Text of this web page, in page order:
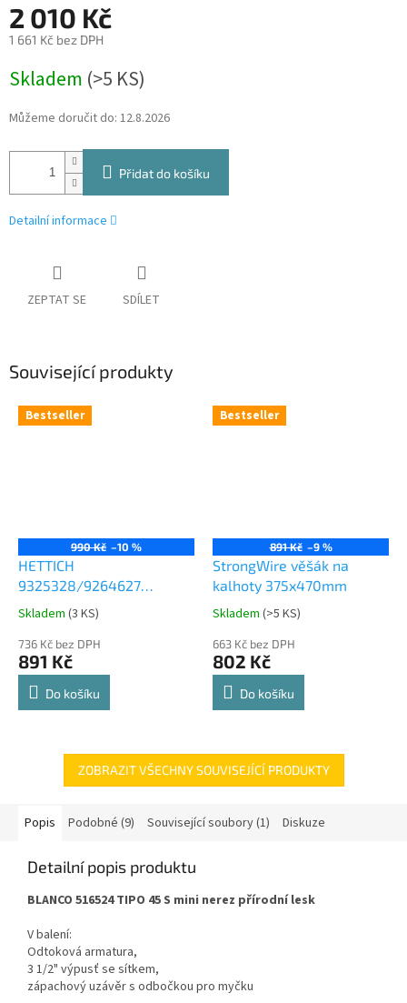
2 010 Kč
1 661 Kč bez DPH
cena:
Skladem (>5 KS)
Můžeme doručit do: 12.8.2026
Přidat do košíku
Detailní informace
ZEPTAT SE SDÍLET
Související produkty
Bestseller
990 Kč –10 %
HETTICH
9325328/9264627
Comfort Spin 360° otočná
police 8kg
Průměrné
produktu
je
4,8
Skladem (3 KS)
736 Kč bez DPH
891 Kč
Do košíku
Bestseller
891 Kč –9 %
StrongWire věšák na
kalhoty 375x470mm
Průměrné
produktu
je
4,8
Skladem (>5 KS)
663 Kč bez DPH
802 Kč
Do košíku
ZOBRAZIT VŠECHNY SOUVISEJÍCÍ PRODUKTY
Popis Podobné (9) Související soubory (1) Diskuze
Detailní popis produktu
BLANCO 516524 TIPO 45 S mini nerez přírodní lesk
V balení:
Odtoková armatura,
3 1/2" výpusť se sítkem,
zápachový uzávěr s odbočkou pro myčku